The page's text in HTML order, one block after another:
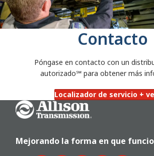
Contacto
Póngase en contacto con un
autorizado℠ para obtener más
Localizador de servicio +
Go Home
Mejorando la forma en que